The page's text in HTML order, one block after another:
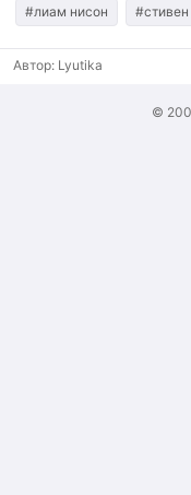
#лиам нисон
Автор: Lyutika
©